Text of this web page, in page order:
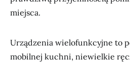
miejsca.
Urządzenia wielofunkcyjne to
mobilnej kuchni, niewielkie